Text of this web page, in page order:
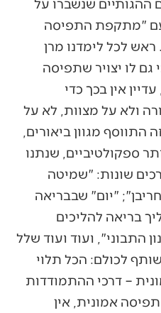
"מתקפת התפיסה
ראש לכל לימדנו מרן
גם לו יצויר שתפיסה
אין בכך כדי
ולא על מצוות, לא על
התווסף מגוון ביאורים,
ספקולטיביים, שנתנו
שונות: "שמיטה
"יום" שבבריאה
בריאה להליכים
התבוני", ועוד ועוד שלל
לכולם: הכל תלוי
– דרכי ההתמודדות
אמונית, אין